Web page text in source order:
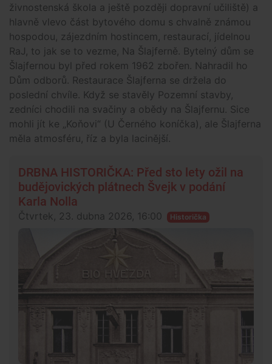
živnostenská škola a ještě později dopravní učiliště) a
hlavně vlevo část bytového domu s chvalně známou
hospodou, zájezdním hostincem, restaurací, jídelnou
RaJ, to jak se to vezme, Na Šlajferně. Bytelný dům se
Šlajfernou byl před rokem 1962 zbořen. Nahradil ho
Dům odborů. Restaurace Šlajferna se držela do
poslední chvíle. Když se stavěly Pozemní stavby,
zedníci chodili na svačiny a obědy na Šlajfernu. Sice
mohli jít ke „Koňovi“ (U Černého koníčka), ale Šlajferna
měla atmosféru, říz a byla lacinější.
DRBNA HISTORIČKA: Před sto lety ožil na
budějovických plátnech Švejk v podání
Karla Nolla
Čtvrtek, 23. dubna 2026, 16:00 Historička